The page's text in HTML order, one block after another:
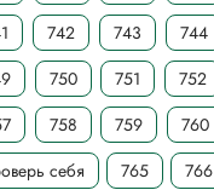
742 743 744
750 751 752
758 759 760
себя 765 766